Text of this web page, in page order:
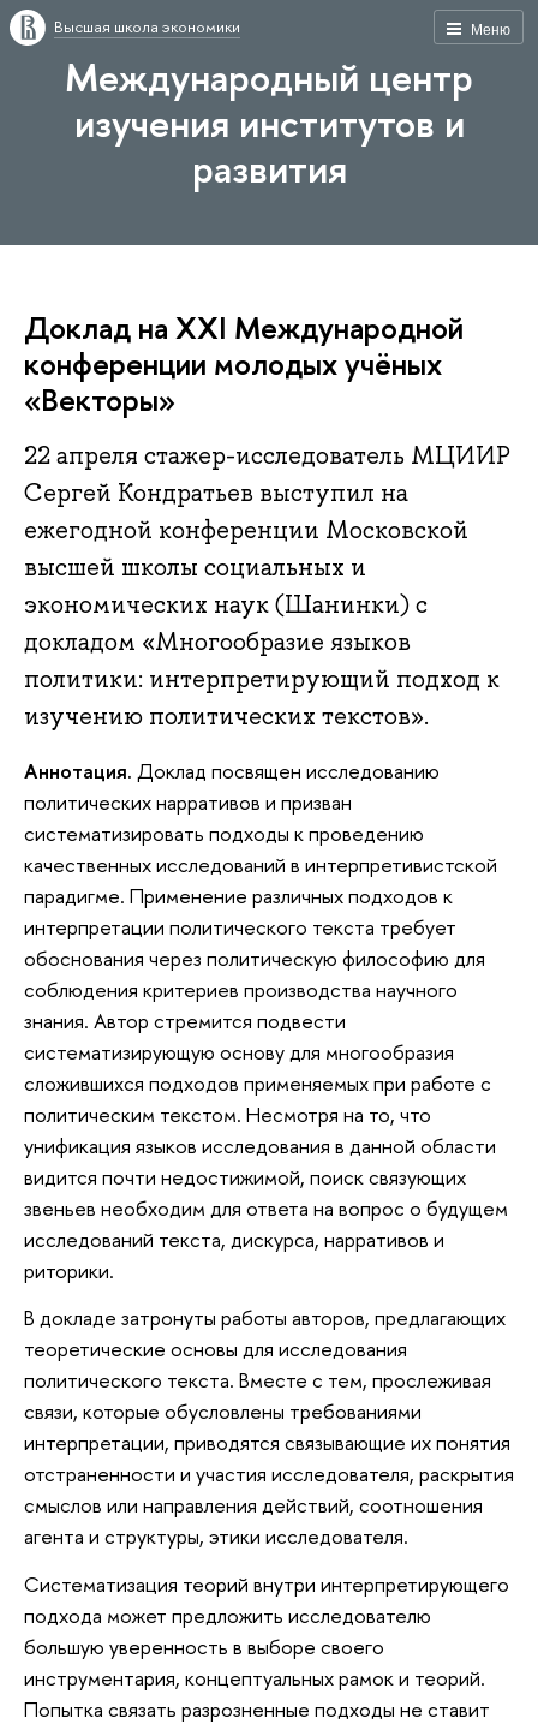
Меню
Высшая школа экономики
Международный центр
изучения институтов и
развития
Доклад на XXI Международной
конференции молодых учёных
«Векторы»
22 апреля стажер-исследователь МЦИИР
Сергей Кондратьев выступил на
ежегодной конференции Московской
высшей школы социальных и
экономических наук (Шанинки) с
докладом «Многообразие языков
политики: интерпретирующий подход к
изучению политических текстов».
Аннотация. Доклад посвящен исследованию
политических нарративов и призван
систематизировать подходы к проведению
качественных исследований в интерпретивистской
парадигме. Применение различных подходов к
интерпретации политического текста требует
обоснования через политическую философию для
соблюдения критериев производства научного
знания. Автор стремится подвести
систематизирующую основу для многообразия
сложившихся подходов применяемых при работе с
политическим текстом. Несмотря на то, что
унификация языков исследования в данной области
видится почти недостижимой, поиск связующих
звеньев необходим для ответа на вопрос о будущем
исследований текста, дискурса, нарративов и
риторики.
В докладе затронуты работы авторов, предлагающих
теоретические основы для исследования
политического текста. Вместе с тем, прослеживая
связи, которые обусловлены требованиями
интерпретации, приводятся связывающие их понятия
отстраненности и участия исследователя, раскрытия
смыслов или направления действий, соотношения
агента и структуры, этики исследователя.
Систематизация теорий внутри интерпретирующего
подхода может предложить исследователю
большую уверенность в выборе своего
инструментария, концептуальных рамок и теорий.
Попытка связать разрозненные подходы не ставит